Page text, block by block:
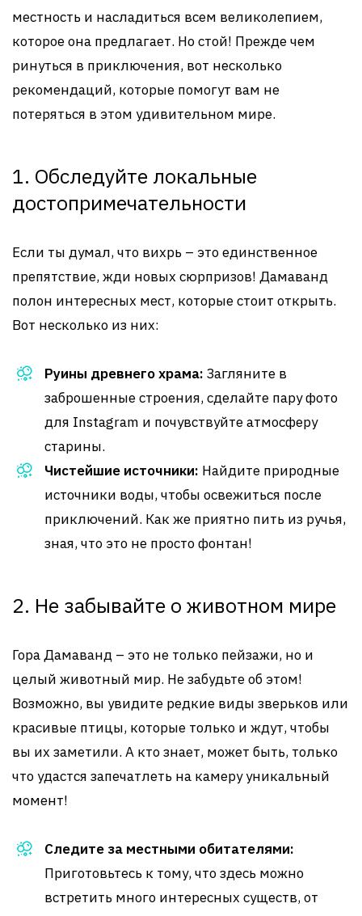
местность и насладиться всем великолепием,
которое она предлагает. Но стой! Прежде чем
ринуться в приключения, вот несколько
рекомендаций, которые помогут вам не
потеряться в этом удивительном мире.
1. Обследуйте локальные
достопримечательности
Если ты думал, что вихрь – это единственное
препятствие, жди новых сюрпризов! Дамаванд
полон интересных мест, которые стоит открыть.
Вот несколько из них:
Руины древнего храма: Загляните в
заброшенные строения, сделайте пару фото
для Instagram и почувствуйте атмосферу
старины.
Чистейшие источники: Найдите природные
источники воды, чтобы освежиться после
приключений. Как же приятно пить из ручья,
зная, что это не просто фонтан!
2. Не забывайте о животном мире
Гора Дамаванд – это не только пейзажи, но и
целый животный мир. Не забудьте об этом!
Возможно, вы увидите редкие виды зверьков или
красивые птицы, которые только и ждут, чтобы
вы их заметили. А кто знает, может быть, только
что удастся запечатлеть на камеру уникальный
момент!
Следите за местными обитателями:
Приготовьтесь к тому, что здесь можно
встретить много интересных существ, от